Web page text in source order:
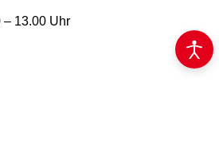
– 13.00 Uhr